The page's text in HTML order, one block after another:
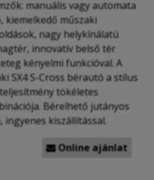
manuális vagy automata
kiemelkedő műszaki
nagy helykínálatú
innovatív belső tér
kényelmi funkcióval. A
SX4 S-Cross bérautó a stílus
tökéletes
Bérelhető jutányos
ingyenes kiszállítással.
Online ajánlat